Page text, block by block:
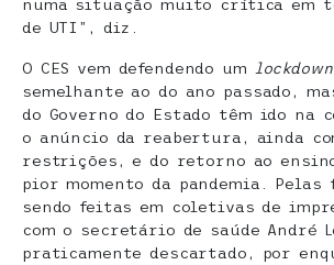
numa situação muito crítica em
de UTI”, diz.
O CES vem defendendo um lockdown
semelhante ao do ano passado,
do Governo do Estado têm ido na
o anúncio da reabertura, ainda
restrições, e do retorno ao
pior momento da pandemia. Pelas
sendo feitas em coletivas de
com o secretário de saúde André
praticamente descartado, por